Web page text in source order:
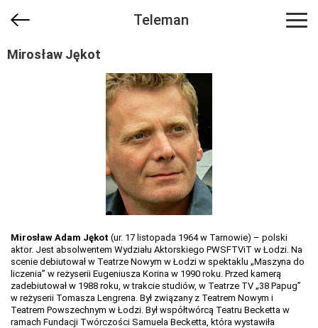
Teleman
Mirosław Jękot
Mirosław Adam Jękot (ur. 17 listopada 1964 w Tarnowie) – polski
aktor. Jest absolwentem Wydziału Aktorskiego PWSFTViT w Łodzi. Na
scenie debiutował w Teatrze Nowym w Łodzi w spektaklu „Maszyna do
liczenia” w reżyserii Eugeniusza Korina w 1990 roku. Przed kamerą
zadebiutował w 1988 roku, w trakcie studiów, w Teatrze TV „38 Papug”
w reżyserii Tomasza Lengrena. Był związany z Teatrem Nowym i
Teatrem Powszechnym w Łodzi. Był współtwórcą Teatru Becketta w
ramach Fundacji Twórczości Samuela Becketta, która wystawiła